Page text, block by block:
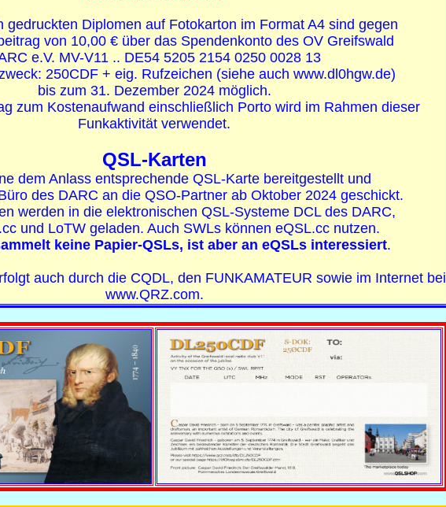
gedruckten Diplomen auf Fotokarton im Format A4 sind gegen
von 10,00 € über das Spendenkonto des OV Greifswald
e.V. MV-V11 .. DE54 5205 2154 0250 0028 13
250CDF + eig. Rufzeichen (siehe auch www.dl0hgw.de)
bis zum 31. Dezember 2024 möglich.
zum Kostenaufwand einschließlich Porto wird im Rahmen dieser
Funkaktivität verwendet.
QSL-Karten
dem Anlass entsprechende QSL-Karte bereitgestellt und
des DARC an die QSO-Partner ab Oktober 2024 geschickt.
werden in die elektronischen QSL-Systeme DCL des DARC,
und LoTW geladen. Auch SWLs können eQSL.cc nutzen.
keine Papier-QSLs, ist aber an eQSLs interessiert.
auch durch die CQDL, den FUNKAMATEUR sowie im Internet bei
www.QRZ.com.